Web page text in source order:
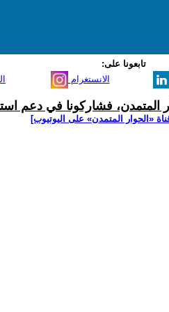
تابعونا على:
الانستغرام
المتمدن، فشاركونا في دعم
‫«الحوار المتمدن» على اليوتيوب]